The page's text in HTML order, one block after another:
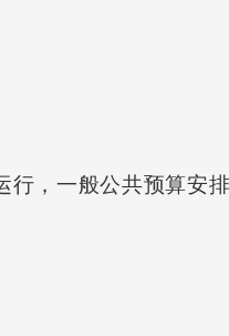
，一般公共预算安